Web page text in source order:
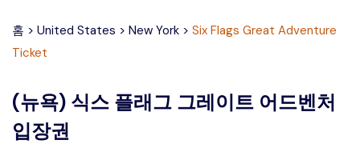
홈 > United States > New York > Six Flags Great Adventure
Ticket
(뉴욕) 식스 플래그 그레이트 어드벤처
입장권